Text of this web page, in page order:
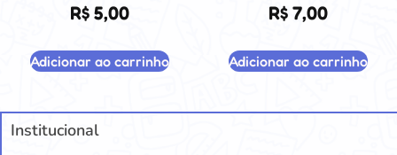
R$5,00
Adicionar ao carrinho
R$7,00
Adicionar ao carrinho
Institucional